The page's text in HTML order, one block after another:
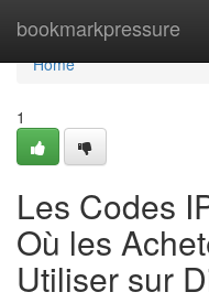
bookmarkpressure
Home
Home
1
Les Codes
Où les
Utiliser sur